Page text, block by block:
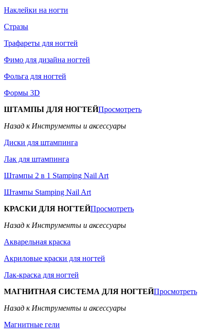
Наклейки на ногти
Стразы
Трафареты для ногтей
Фимо для дизайна ногтей
Фольга для ногтей
Формы 3D
ШТАМПЫ ДЛЯ НОГТЕЙПросмотреть
Назад к Инструменты и аксессуары
Диски для штампинга
Лак для штампинга
Штампы 2 в 1 Stamping Nail Art
Штампы Stamping Nail Art
КРАСКИ ДЛЯ НОГТЕЙПросмотреть
Назад к Инструменты и аксессуары
Акварельная краска
Акриловые краски для ногтей
Лак-краска для ногтей
МАГНИТНАЯ СИСТЕМА ДЛЯ НОГТЕЙПросмотреть
Назад к Инструменты и аксессуары
Магнитные гели